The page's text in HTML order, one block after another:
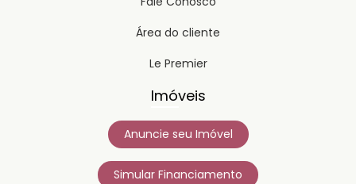
Área do cliente
Le Premier
Imóveis
Anuncie seu Imóvel
Simular Financiamento